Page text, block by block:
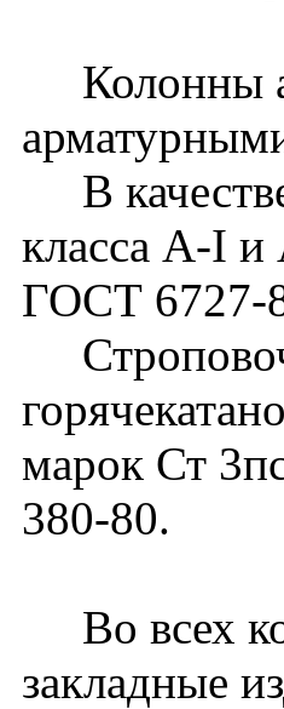
Колонны
В
класса A-I
ГОСТ 6727-
марок Ст
380-80.
Во всех
закладные